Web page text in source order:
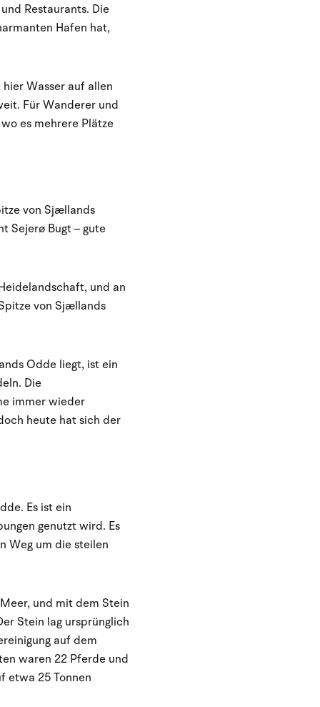
Restaurants. Die
Hafen hat,
Wasser auf allen
Für Wanderer und
es mehrere Plätze
von Sjællands
Sejerø Bugt – gute
und an
von Sjællands
Odde liegt, ist ein
Die
immer wieder
heute hat sich der
Es ist ein
genutzt wird. Es
Weg um die steilen
und mit dem Stein
Stein lag ursprünglich
auf dem
waren 22 Pferde und
etwa 25 Tonnen